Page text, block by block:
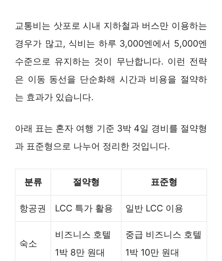
교통비는 삿포로 시내 지하철과 버스만 이용하는
경우가 많고, 식비는 하루 3,000엔에서 5,000엔
수준으로 유지하는 것이 무난합니다. 이런 전략
은 이동 동선을 단순화해 시간과 비용을 절약하
는 효과가 있습니다.
아래 표는 혼자 여행 기준 3박 4일 경비를 절약형
과 표준형으로 나누어 정리한 것입니다.
분류 절약형 표준형
항공권 LCC 특가 활용 일반 LCC 이용
숙소
비즈니스 호텔
1박 8만 원대
중급 비즈니스 호텔
1박 10만 원대